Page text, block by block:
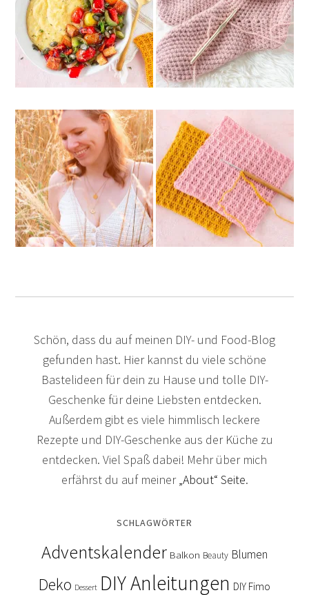
Schön, dass du auf meinen DIY- und Food-Blog
gefunden hast. Hier kannst du viele schöne
Bastelideen für dein zu Hause und tolle DIY-
Geschenke für deine Liebsten entdecken.
Außerdem gibt es viele himmlisch leckere
Rezepte und DIY-Geschenke aus der Küche zu
entdecken. Viel Spaß dabei! Mehr über mich
erfährst du auf meiner„About“ Seite.
SCHLAGWÖRTER
Adventskalender Balkon Beauty Blumen
Deko Dessert DIY Anleitungen DIY Fimo